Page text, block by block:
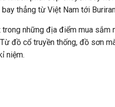
thẳng từ Việt Nam tới
những địa điểm mua sắm
đồ cổ truyền thống, đồ sơn
niệm.